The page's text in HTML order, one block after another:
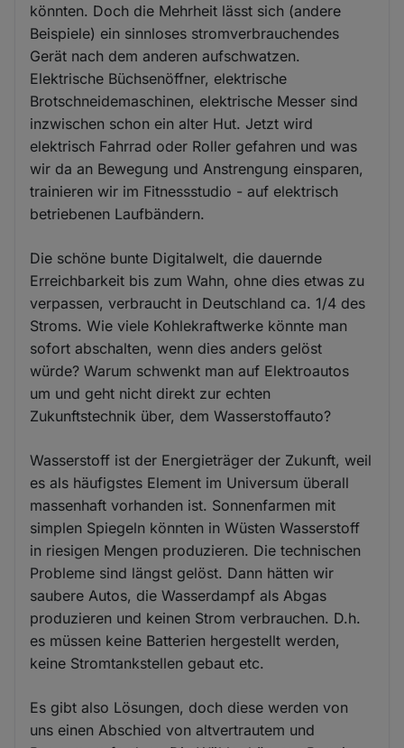
könnten. Doch die Mehrheit lässt sich (andere
Beispiele) ein sinnloses stromverbrauchendes
Gerät nach dem anderen aufschwatzen.
Elektrische Büchsenöffner, elektrische
Brotschneidemaschinen, elektrische Messer sind
inzwischen schon ein alter Hut. Jetzt wird
elektrisch Fahrrad oder Roller gefahren und was
wir da an Bewegung und Anstrengung einsparen,
trainieren wir im Fitnessstudio - auf elektrisch
betriebenen Laufbändern.
Die schöne bunte Digitalwelt, die dauernde
Erreichbarkeit bis zum Wahn, ohne dies etwas zu
verpassen, verbraucht in Deutschland ca. 1/4 des
Stroms. Wie viele Kohlekraftwerke könnte man
sofort abschalten, wenn dies anders gelöst
würde? Warum schwenkt man auf Elektroautos
um und geht nicht direkt zur echten
Zukunftstechnik über, dem Wasserstoffauto?
Wasserstoff ist der Energieträger der Zukunft, weil
es als häufigstes Element im Universum überall
massenhaft vorhanden ist. Sonnenfarmen mit
simplen Spiegeln könnten in Wüsten Wasserstoff
in riesigen Mengen produzieren. Die technischen
Probleme sind längst gelöst. Dann hätten wir
saubere Autos, die Wasserdampf als Abgas
produzieren und keinen Strom verbrauchen. D.h.
es müssen keine Batterien hergestellt werden,
keine Stromtankstellen gebaut etc.
Es gibt also Lösungen, doch diese werden von
uns einen Abschied von altvertrautem und